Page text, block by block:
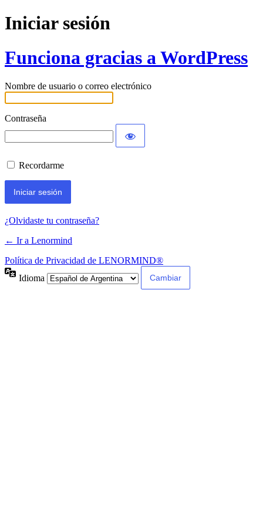
Iniciar sesión
Funciona gracias a WordPress
Nombre de usuario o correo electrónico
Contraseña
Recordarme
¿Olvidaste tu contraseña?
← Ir a Lenormind
Política de Privacidad de LENORMIND®
Idioma